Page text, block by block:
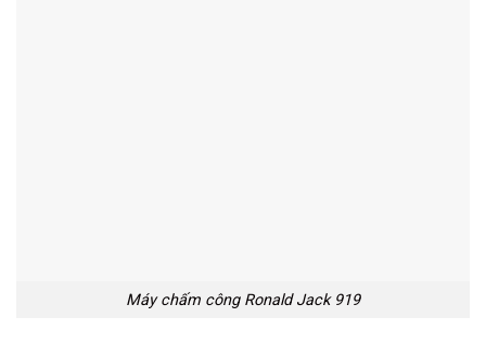
Máy chấm công Ronald Jack 919